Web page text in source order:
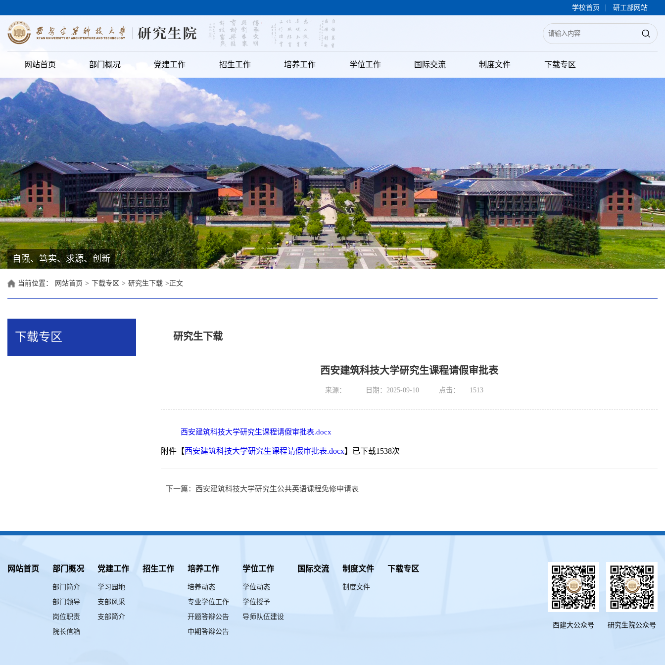
学校首页 | 研工部网站
网站首页 部门概况 党建工作 招生工作 培养工作 学位工作 国际交流 制度文件 下载专区
自强、笃实、求源、创新
当前位置： 网站首页 > 下载专区 > 研究生下载 >正文
下载专区 研究生下载
西安建筑科技大学研究生课程请假审批表
来源： 日期：2025-09-10 点击： 1513
西安建筑科技大学研究生课程请假审批表.docx
附件【西安建筑科技大学研究生课程请假审批表.docx】已下载1538次
下一篇： 西安建筑科技大学研究生公共英语课程免修申请表
网站首页 部门概况
部门简介
部门领导
岗位职责
院长信箱
党建工作
学习园地
支部风采
支部简介
招生工作 培养工作
培养动态
专业学位工作
开题答辩公告
中期答辩公告
学位工作
学位动态
学位授予
导师队伍建设
国际交流 制度文件
制度文件
下载专区
西建大公众号 研究生院公众号